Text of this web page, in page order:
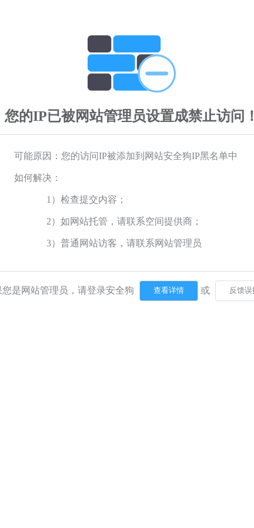
您的IP已被网站管理员设置成禁止访问！
可能原因：您的访问IP被添加到网站安全狗IP黑名单中
如何解决：
1）检查提交内容；
2）如网站托管，请联系空间提供商；
3）普通网站访客，请联系网站管理员
您是网站管理员，请登录安全狗 或